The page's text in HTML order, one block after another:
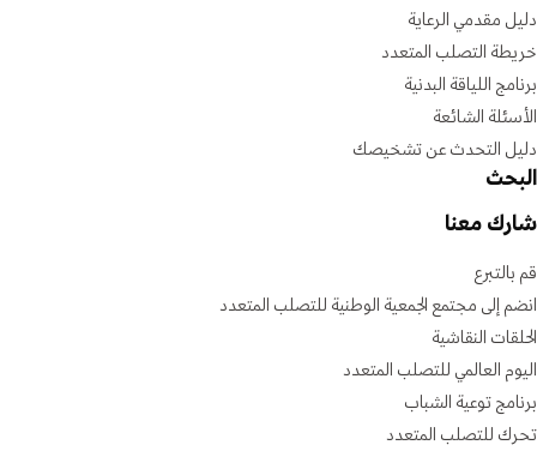
دليل مقدمي الرعاية
خريطة التصلب المتعدد
برنامج اللياقة البدنية
الأسئلة الشائعة
دليل التحدث عن تشخيصك
البحث
شارك معنا
قم بالتبرع
انضم إلى مجتمع الجمعية الوطنية للتصلب المتعدد
الحلقات النقاشية
اليوم العالمي للتصلب المتعدد
برنامج توعية الشباب
تحرك للتصلب المتعدد